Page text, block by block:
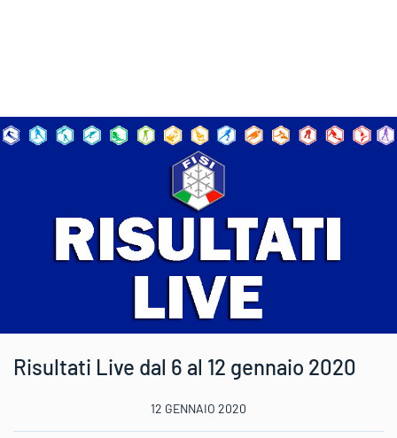
Risultati Live dal 6 al 12 gennaio 2020
12 GENNAIO 2020